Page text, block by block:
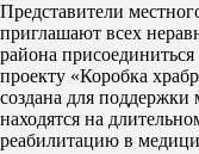
Представители
приглашают всех
района
проекту «Коробка
создана для поддержки
находятся на
реабилитацию в